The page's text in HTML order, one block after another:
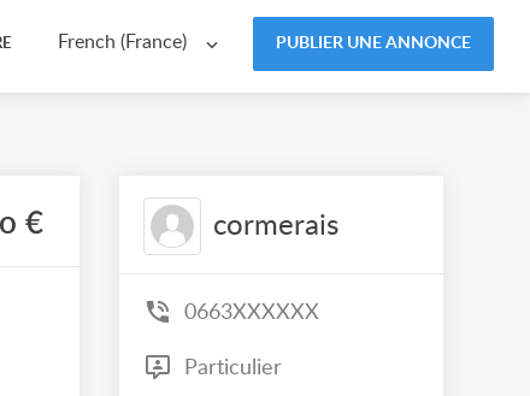
French (France) PUBLIER UNE ANNONCE
€ cormerais
0663XXXXXX
Particulier